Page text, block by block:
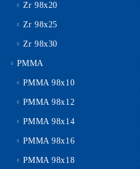
Zr 98x20
Zr 98x25
Zr 98x30
PMMA
PMMA 98x10
PMMA 98x12
PMMA 98x14
PMMA 98x16
PMMA 98x18